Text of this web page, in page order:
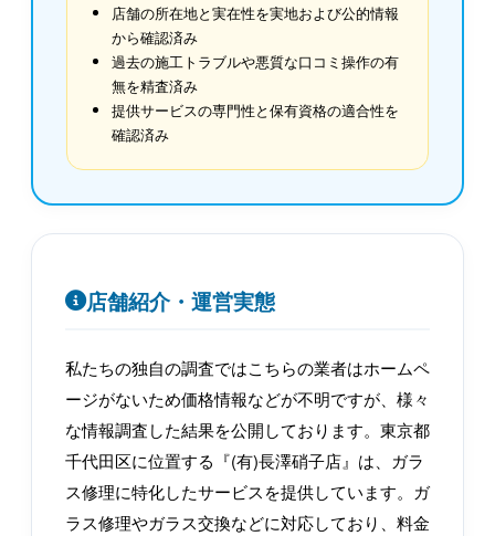
店舗の所在地と実在性を実地および公的情報
から確認済み
過去の施工トラブルや悪質な口コミ操作の有
無を精査済み
提供サービスの専門性と保有資格の適合性を
確認済み
店舗紹介・運営実態
私たちの独自の調査ではこちらの業者はホームペ
ージがないため価格情報などが不明ですが、様々
な情報調査した結果を公開しております。東京都
千代田区に位置する『(有)長澤硝子店』は、ガラ
ス修理に特化したサービスを提供しています。ガ
ラス修理やガラス交換などに対応しており、料金